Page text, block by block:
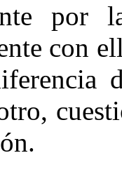
por
con